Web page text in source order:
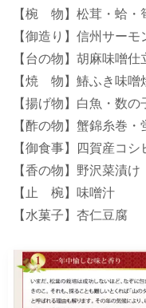
【椀 物】松茸・蛤・
【御造り】信州サー
【台の物】胡麻味噌
【焼 物】鰆ふき味噌
【揚げ物】白魚・数
【酢の物】蟹錦糸巻
【御食事】四賀産コ
【香の物】野沢菜漬け
【止 椀】味噌汁
【水菓子】杏仁豆腐